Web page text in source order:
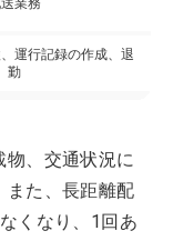
業務
運行記録の作成、退
勤
物、交通状況に
また、長距離配
くなり、1回あ